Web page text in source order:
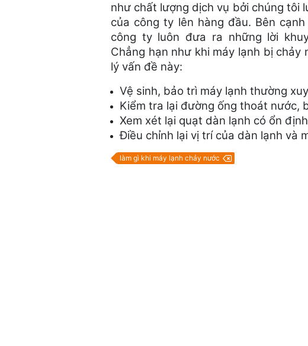
như chất lượng dịch vụ bởi chúng tôi
của công ty lên hàng đầu. Bên
công ty luôn đưa ra những lời
Chẳng hạn như khi máy lạnh bị
lý vấn đề này:
Vệ sinh, bảo trì máy lạnh thường
Kiểm tra lại đường ống thoát nước,
Xem xét lại quạt dàn lạnh có ổn
Điều chỉnh lại vị trí của dàn lạnh và
làm gì khi máy lạnh chảy nước